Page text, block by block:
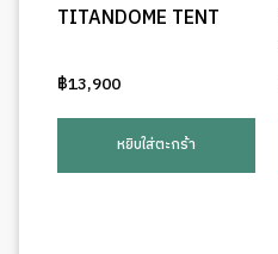
TITANDOME TENT
฿13,900
หยิบใส่ตะกร้า